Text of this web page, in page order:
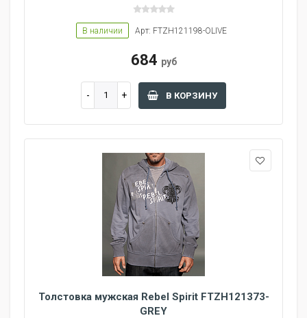
В наличии Арт: FTZH121198-OLIVE
684 руб
В КОРЗИНУ
Толстовка мужская Rebel Spirit FTZH121373-
GREY